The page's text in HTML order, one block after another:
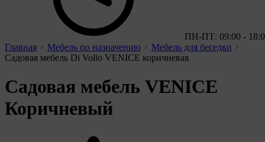
ПН-ПТ: 09:00 -
Главная
Мебель по назначению
Мебель для беседки
Садовая мебель Di Volio VENICE коричневая
Садовая мебель VENICE
Коричневый